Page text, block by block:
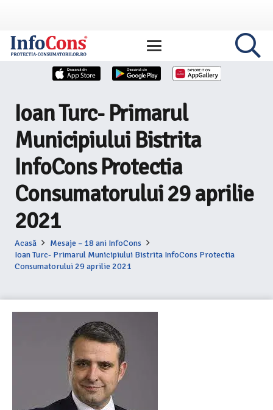
Ioan Turc- Primarul
Municipiului Bistrita
InfoCons Protectia
Consumatorului 29 aprilie
2021
Acasă
Mesaje – 18 ani InfoCons
Ioan Turc- Primarul Municipiului Bistrita InfoCons Protectia
Consumatorului 29 aprilie 2021